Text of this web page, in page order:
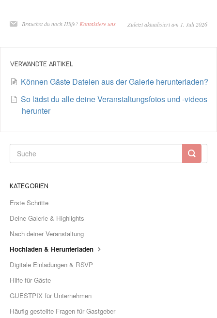
Brauchst du noch Hilfe?Kontaktiere uns Zuletzt aktualisiert am 1. Juli 2026
VERWANDTE ARTIKEL
Können Gäste Dateien aus der Galerie herunterladen?
So lädst du alle deine Veranstaltungsfotos und -videos
herunter
KATEGORIEN
Erste Schritte
Deine Galerie & Highlights
Nach deiner Veranstaltung
Hochladen & Herunterladen
Digitale Einladungen & RSVP
Hilfe für Gäste
GUESTPIX für Unternehmen
Häufig gestellte Fragen für Gastgeber